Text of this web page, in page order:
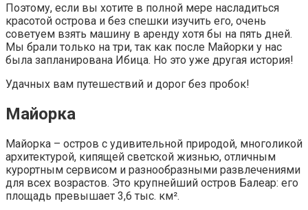
Поэтому, если вы хотите в полной мере насладиться
красотой острова и без спешки изучить его, очень
советуем взять машину в аренду хотя бы на пять дней.
Мы брали только на три, так как после Майорки у нас
была запланирована Ибица. Но это уже другая история!
Удачных вам путешествий и дорог без пробок!
Майорка
Майорка – остров с удивительной природой, многоликой
архитектурой, кипящей светской жизнью, отличным
курортным сервисом и разнообразными развлечениями
для всех возрастов. Это крупнейший остров Балеар: его
площадь превышает 3,6 тыс. км².